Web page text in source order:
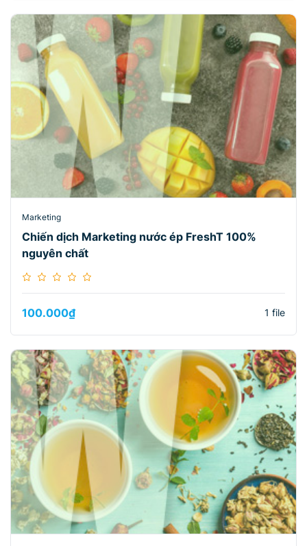
Marketing
Chiến dịch Marketing nước ép FreshT 100%
nguyên chất
100.000₫ 1 file